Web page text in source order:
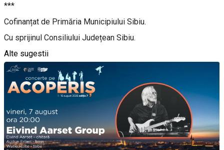
***
Cofinanțat de Primăria Municipiului Sibiu.
Cu sprijinul Consiliului Județean Sibiu.
Alte sugestii